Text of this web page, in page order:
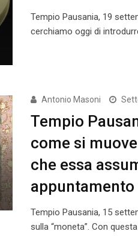
Tempio Pausania, 19
cerchiamo oggi di
Antonio Masoni
Tempio
come si
che essa
Tempio Pausania, 15
sulla “moneta”. Con